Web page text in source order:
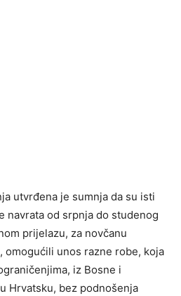
utvrđena je sumnja da su isti
navrata od srpnja do studenog
prijelazu, za novčanu
omogućili unos razne robe, koja
iz Bosne i
Hrvatsku, bez podnošenja